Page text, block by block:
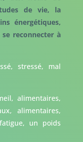
de vie, la
énergétiques,
reconnecter à
stressé, mal
alimentaires,
alimentaires,
un poids